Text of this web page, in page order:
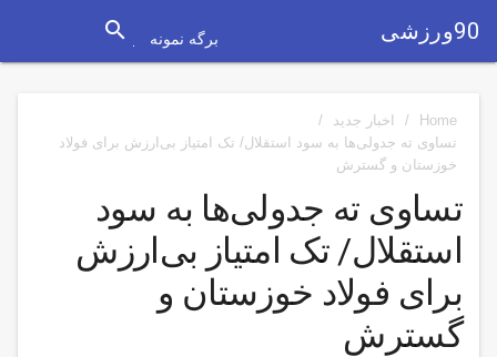
90ورزشی برگه نمونه search
Home
/ اخبار جدید
/
تساوی ته جدولی‌ها به سود استقلال/ تک امتیاز بی‌ارزش برای فولاد
خوزستان و گسترش
تساوی ته جدولی‌ها به سود
استقلال/ تک امتیاز بی‌ارزش
برای فولاد خوزستان و
گسترش